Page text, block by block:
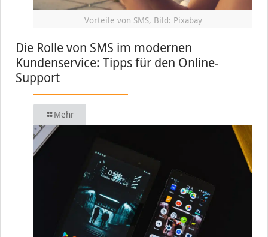
Vorteile von SMS, Bild: Pixabay
Die Rolle von SMS im modernen
Kundenservice: Tipps für den Online-
Support
Mehr